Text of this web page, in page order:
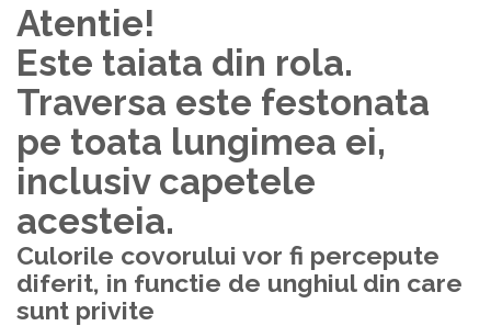
Atentie!
Este taiata din rola.
Traversa este festonata
pe toata lungimea ei,
inclusiv capetele
acesteia.
Culorile covorului vor fi percepute
diferit, in functie de unghiul din care
sunt privite